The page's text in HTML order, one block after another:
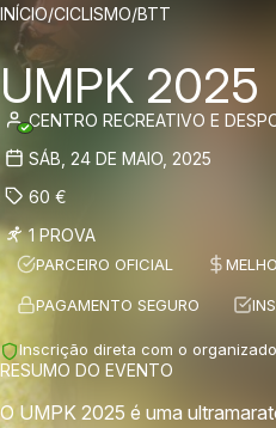
BREADCRUMBS
INÍCIO/CICLISMO/BTT
UMPK 2025
CENTRO RECREATIVO E
SÁB, 24 DE MAIO, 2025
60 €
1 PROVA
PARCEIRO OFICIAL
PAGAMENTO SEGURO
Inscrição direta com o
RESUMO DO EVENTO
O UMPK 2025 é uma